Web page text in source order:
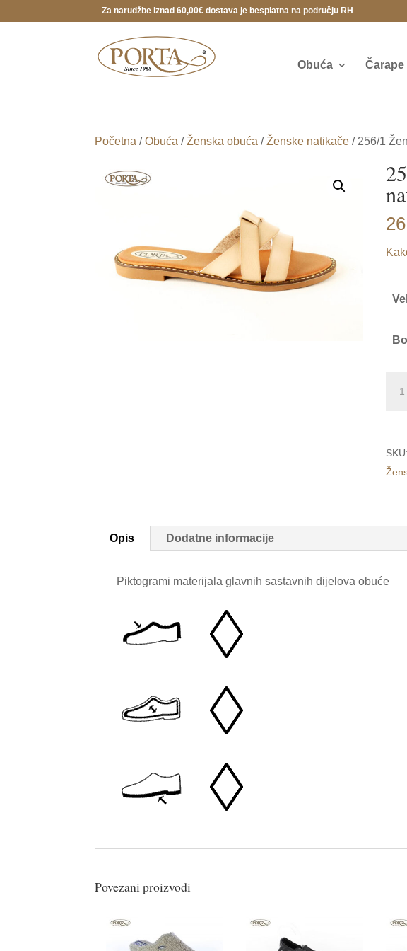
Za narudžbe iznad 60,00€ dostava je besplatna na području RH
Obuća Čarape
Početna /Obuća /Ženska obuća /Ženske natikače / 256/1
bež
Opis Dodatne informacije
Piktogrami materijala glavnih sastavnih dijelova obuće
Povezani proizvodi